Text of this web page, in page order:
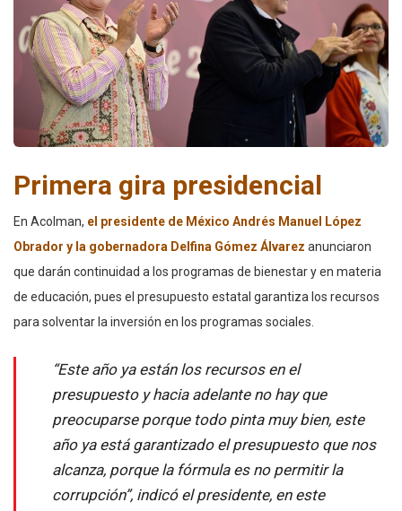
Primera gira presidencial
En Acolman, el presidente de México Andrés Manuel López
Obrador y la gobernadora Delfina Gómez Álvarez anunciaron
que darán continuidad a los programas de bienestar y en materia
de educación, pues el presupuesto estatal garantiza los recursos
para solventar la inversión en los programas sociales.
“Este año ya están los recursos en el
presupuesto y hacia adelante no hay que
preocuparse porque todo pinta muy bien, este
año ya está garantizado el presupuesto que nos
alcanza, porque la fórmula es no permitir la
corrupción”, indicó el presidente, en este